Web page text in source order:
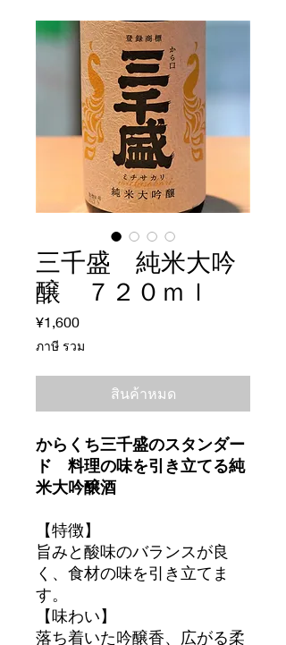
三千盛 純米大吟
醸 ７２０ｍｌ
¥1,600ราคา
ภาษี รวม
สินค้าหมด
からくち三千盛のスタンダー
ド 料理の味を引き立てる純
米大吟醸酒
【特徴】
旨みと酸味のバランスが良
く、食材の味を引き立てま
す。
【味わい】
落ち着いた吟醸香、広がる柔